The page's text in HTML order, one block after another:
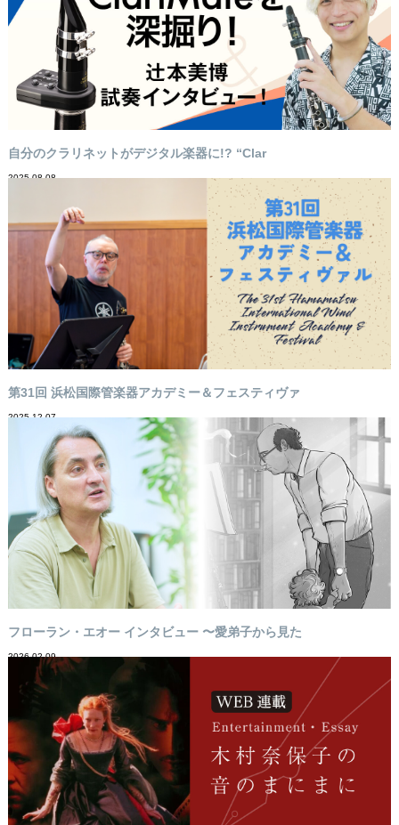
自分のクラリネットがデジタル楽器に!? “Clar
2025-08-08
第31回 浜松国際管楽器アカデミー＆フェスティヴァ
2025-12-07
フローラン・エオー インタビュー 〜愛弟子から見た
2026-02-09